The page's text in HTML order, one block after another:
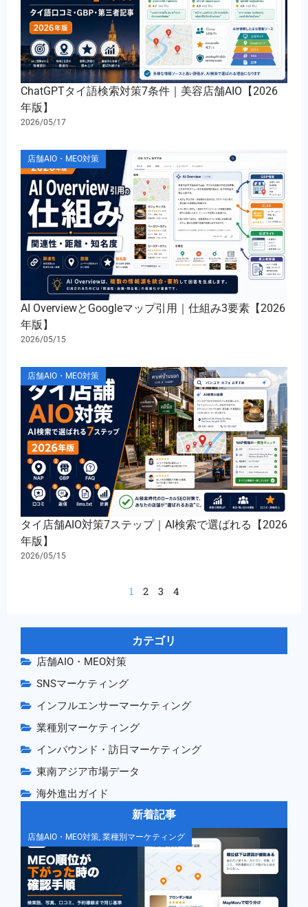
ChatGPTタイ語検索対策7条件｜美容店舗AIO【2026
年版】
2026/05/17
店舗AIO・MEO対策
AI OverviewとGoogleマップ引用｜仕組み3要素【2026
年版】
2026/05/15
店舗AIO・MEO対策
タイ店舗AIO対策7ステップ｜AI検索で選ばれる【2026
年版】
2026/05/15
1 2 3 4
カテゴリ
店舗AIO・MEO対策
SNSマーケティング
インフルエンサーマーケティング
業種別マーケティング
インバウンド・訪日マーケティング
東南アジア市場データ
海外進出ガイド
新着記事
店舗AIO・MEO対策 業種別マーケティング